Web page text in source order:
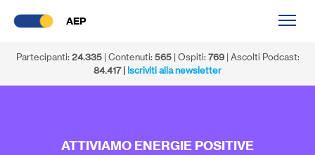
AEP
Partecipanti: 24.335| Contenuti: 565 | Ospiti: 769 | Ascolti Podcast:
84.417 | Iscriviti alla newsletter
ATTIVIAMO ENERGIE POSITIVE